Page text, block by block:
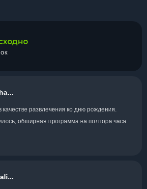
качестве развлечения ко дню рождения.
обширная программа на полтора часа